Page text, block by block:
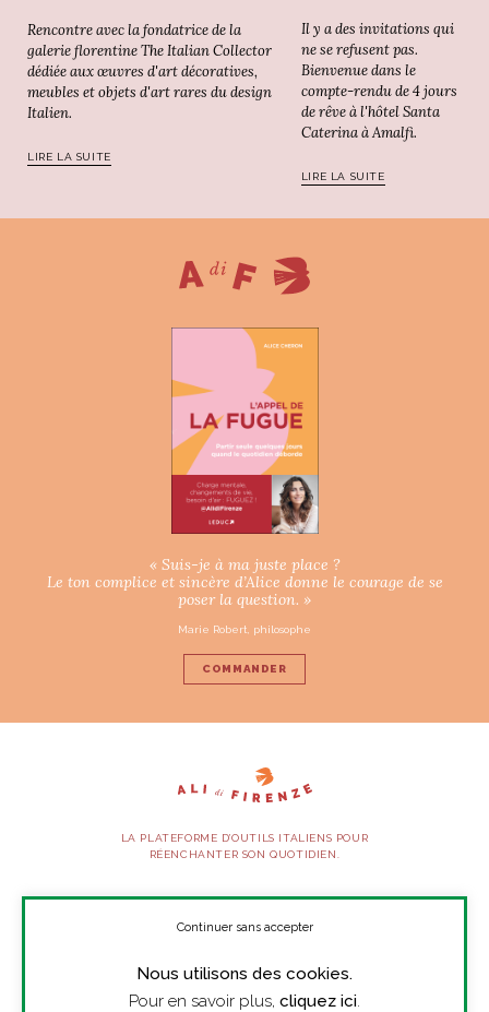
Rencontre avec la fondatrice de la
galerie florentine The Italian Collector
dédiée aux œuvres d'art décoratives,
meubles et objets d'art rares du design
Italien.
LIRE LA SUITE
Il y a des invitations qui
ne se refusent pas.
Bienvenue dans le
compte-rendu de 4 jours
de rêve à l'hôtel Santa
Caterina à Amalfi.
LIRE LA SUITE
« Suis-je à ma juste place ?
Le ton complice et sincère d’Alice donne le courage de se
poser la question. »
Marie Robert, philosophe
COMMANDER
LA PLATEFORME D’OUTILS ITALIENS POUR
RÉENCHANTER SON QUOTIDIEN.
SUIVEZ-NOUS
Nous utilisons des cookies.
Pour en savoir plus, cliquez ici.
Continuer sans accepter